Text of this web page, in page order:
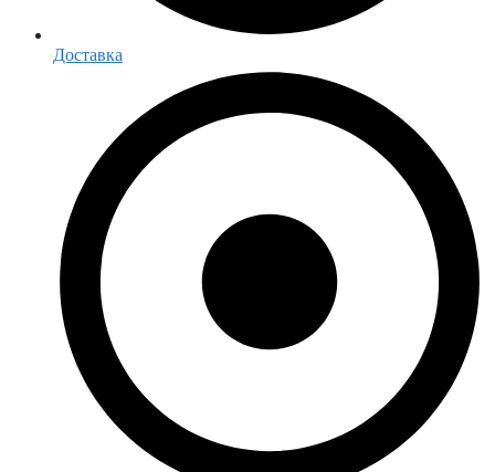
Доставка